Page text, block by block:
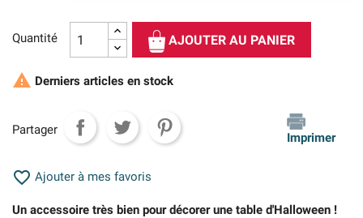
Quantité AJOUTER AU PANIER
 Derniers articles en stock
Partager
Imprimer
 Ajouter à mes favoris
Un accessoire très bien pour décorer une table d'Halloween !